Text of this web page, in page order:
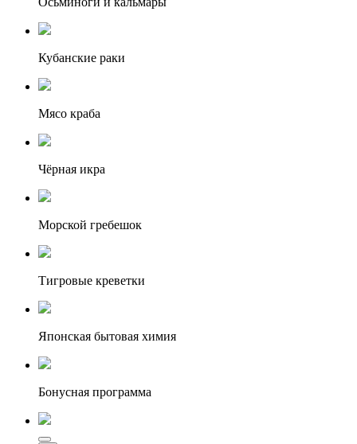
Кубанские раки
Мясо краба
Чёрная икра
Морской гребешок
Тигровые креветки
Японская бытовая химия
Бонусная программа